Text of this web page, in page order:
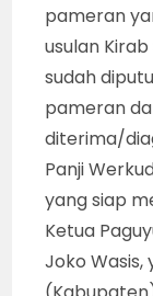
pameran
usulan
sudah
pameran
diterima/
Panji
yang siap
Ketua
Joko Wasis,